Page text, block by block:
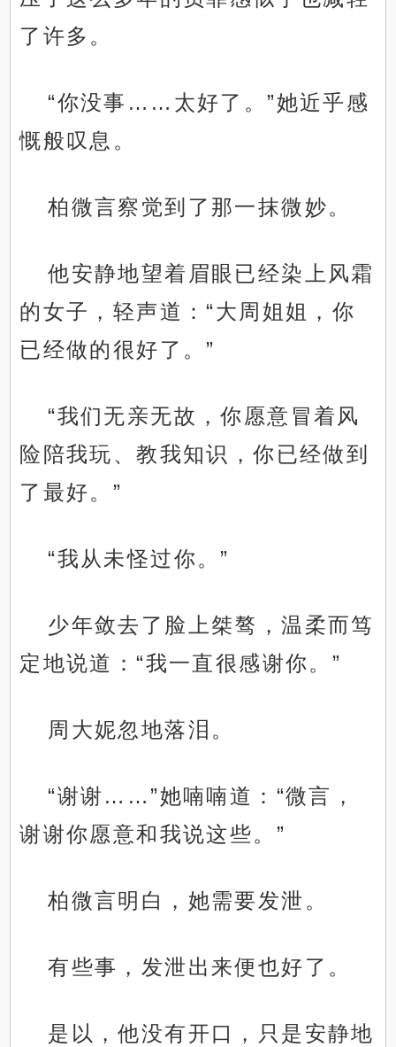
了许多。
“你没事……太好了。”她近乎感
慨般叹息。
柏微言察觉到了那一抹微妙。
他安静地望着眉眼已经染上风霜
的女子，轻声道：“大周姐姐，你
已经做的很好了。”
“我们无亲无故，你愿意冒着风
险陪我玩、教我知识，你已经做到
了最好。”
“我从未怪过你。”
少年敛去了脸上桀骜，温柔而笃
定地说道：“我一直很感谢你。”
周大妮忽地落泪。
“谢谢……”她喃喃道：“微言，
谢谢你愿意和我说这些。”
柏微言明白，她需要发泄。
有些事，发泄出来便也好了。
是以，他没有开口，只是安静地